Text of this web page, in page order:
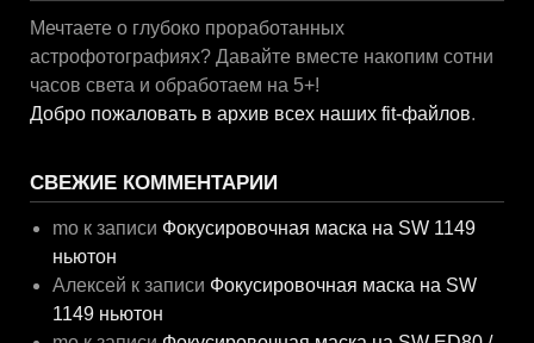
Мечтаете о глубоко проработанных
астрофотографиях? Давайте вместе накопим сотни
часов света и обработаем на 5+!
Добро пожаловать в архив всех наших fit-файлов.
СВЕЖИЕ КОММЕНТАРИИ
mo к записи Фокусировочная маска на SW 1149
ньютон
Алексей к записи Фокусировочная маска на SW
1149 ньютон